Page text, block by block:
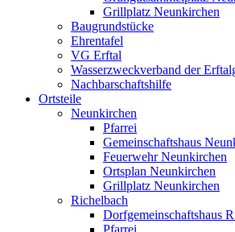
Grillplatz Neunkirchen
Baugrundstücke
Ehrentafel
VG Erftal
Wasserzweckverband der
Nachbarschaftshilfe
Ortsteile
Neunkirchen
Pfarrei
Gemeinschaftshaus
Feuerwehr Neunkirchen
Ortsplan Neunkirchen
Grillplatz Neunkirchen
Richelbach
Dorfgemeinschaftshaus
Pfarrei